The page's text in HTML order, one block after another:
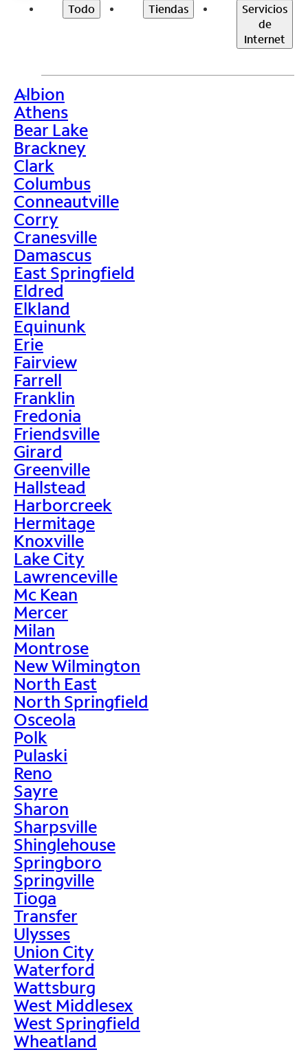
Todo Tiendas
Servicios
de
Internet
>
Albion
Athens
Bear Lake
Brackney
Clark
Columbus
Conneautville
Corry
Cranesville
Damascus
East Springfield
Eldred
Elkland
Equinunk
Erie
Fairview
Farrell
Franklin
Fredonia
Friendsville
Girard
Greenville
Hallstead
Harborcreek
Hermitage
Knoxville
Lake City
Lawrenceville
Mc Kean
Mercer
Milan
Montrose
New Wilmington
North East
North Springfield
Osceola
Polk
Pulaski
Reno
Sayre
Sharon
Sharpsville
Shinglehouse
Springboro
Springville
Tioga
Transfer
Ulysses
Union City
Waterford
Wattsburg
West Middlesex
West Springfield
Wheatland